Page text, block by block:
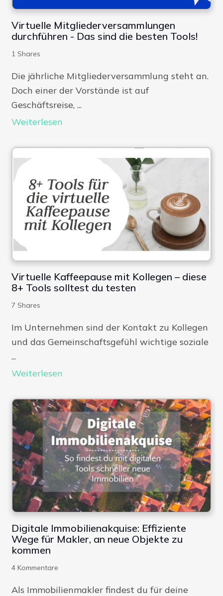
Virtuelle Mitgliederversammlungen
durchführen - Das sind die besten Tools!
1 Shares
Die jährliche Mitgliederversammlung steht an.
Doch einer der Vorstände ist auf
Geschäftsreise, ...
Weiterlesen
Virtuelle Kaffeepause mit Kollegen – diese
8+ Tools solltest du testen
7 Shares
Im Unternehmen sind der Kontakt zu Kollegen
und das Gemeinschaftsgefühl wichtige soziale
...
Weiterlesen
Digitale Immobilienakquise: Effiziente
Wege für Makler, an neue Objekte zu
kommen
4 Kommentare
Als Immobilienmakler findest du für deine